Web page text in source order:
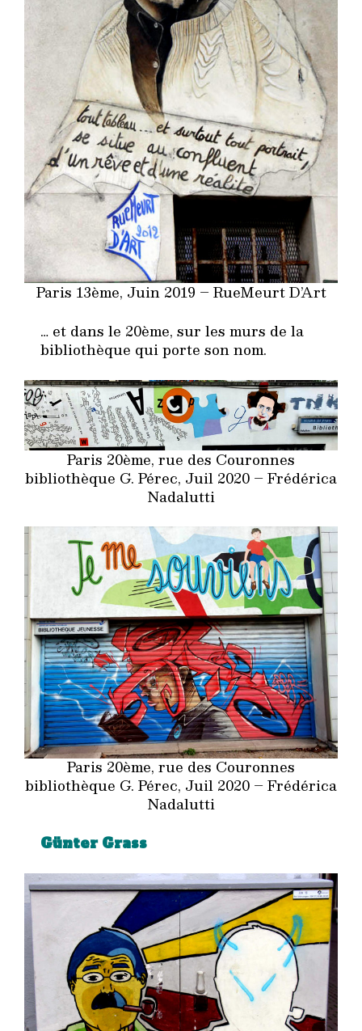
Paris 13ème, Juin 2019 – RueMeurt D’Art
… et dans le 20ème, sur les murs de la
bibliothèque qui porte son nom.
Paris 20ème, rue des Couronnes
bibliothèque G. Pérec, Juil 2020 – Frédérica
Nadalutti
Paris 20ème, rue des Couronnes
bibliothèque G. Pérec, Juil 2020 – Frédérica
Nadalutti
Günter Grass